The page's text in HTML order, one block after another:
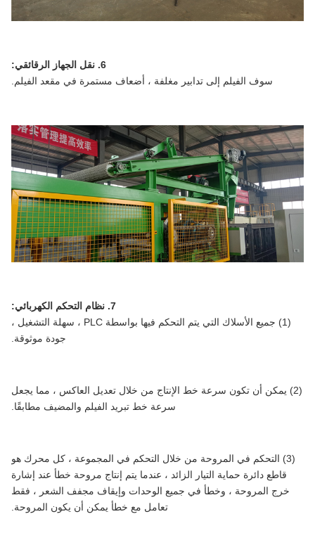
6. نقل الجهاز الرقائقي:
سوف الفيلم إلى تدابير مغلفة ، أضعاف مستمرة في مقعد الفيلم.
7. نظام التحكم الكهربائي:
(1) جميع الأسلاك التي يتم التحكم فيها بواسطة PLC ، سهلة التشغيل ،
جودة موثوقة.
(2) يمكن أن تكون سرعة خط الإنتاج من خلال تعديل العاكس ، مما يجعل
سرعة خط تبريد الفيلم والمضيف مطابقًا.
(3) التحكم في المروحة من خلال التحكم في المجموعة ، كل محرك هو
قاطع دائرة حماية التيار الزائد ، عندما يتم إنتاج مروحة خطأ عند إشارة
خرج المروحة ، وخطأ في جميع الوحدات وإيقاف مجفف الشعر ، فقط
تعامل مع خطأ يمكن أن يكون المروحة.